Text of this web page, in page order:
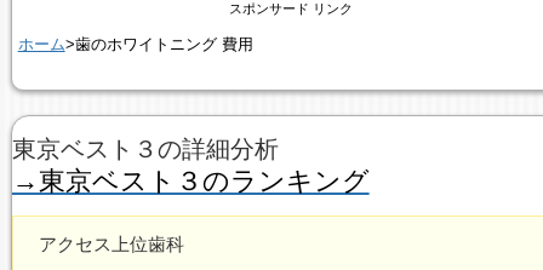
スポンサード リンク
ホーム>歯のホワイトニング 費用
東京ベスト３の詳細分析
→東京ベスト３のランキング
アクセス上位歯科